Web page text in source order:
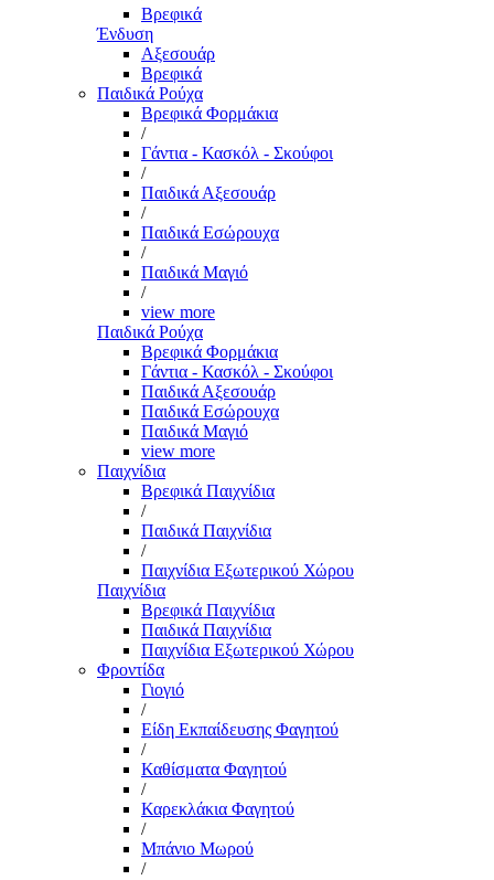
Βρεφικά
Ένδυση
Αξεσουάρ
Βρεφικά
Παιδικά Ρούχα
Βρεφικά Φορμάκια
/
Γάντια - Κασκόλ - Σκούφοι
/
Παιδικά Αξεσουάρ
/
Παιδικά Εσώρουχα
/
Παιδικά Μαγιό
/
view more
Παιδικά Ρούχα
Βρεφικά Φορμάκια
Γάντια - Κασκόλ - Σκούφοι
Παιδικά Αξεσουάρ
Παιδικά Εσώρουχα
Παιδικά Μαγιό
view more
Παιχνίδια
Βρεφικά Παιχνίδια
/
Παιδικά Παιχνίδια
/
Παιχνίδια Εξωτερικού Χώρου
Παιχνίδια
Βρεφικά Παιχνίδια
Παιδικά Παιχνίδια
Παιχνίδια Εξωτερικού Χώρου
Φροντίδα
Γιογιό
/
Είδη Εκπαίδευσης Φαγητού
/
Καθίσματα Φαγητού
/
Καρεκλάκια Φαγητού
/
Μπάνιο Μωρού
/